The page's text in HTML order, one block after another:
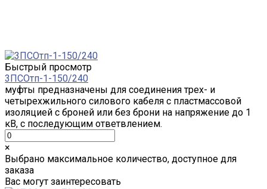
Быстрый просмотр
3ПСОтп-1-150/240
муфты предназначены для соединения трех- и
четырехжильного силового кабеля с пластмассовой
изоляцией с броней или без брони на напряжение до 1
кВ, с последующим ответвлением.
×
Выбрано максимальное количество, доступное для
заказа
Вас могут заинтересовать